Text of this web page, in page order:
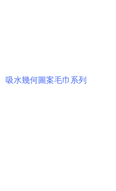
吸水幾何圖案毛巾系列